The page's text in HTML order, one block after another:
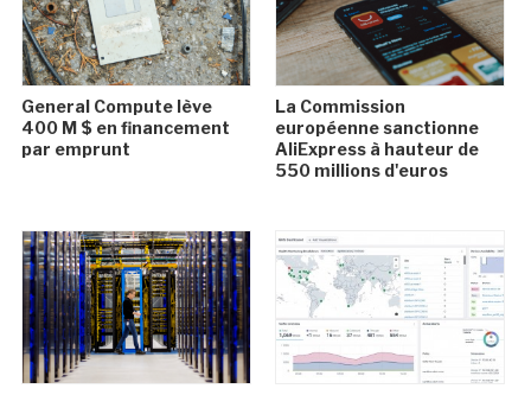
General Compute lève
400 M $ en financement
par emprunt
La Commission
européenne sanctionne
AliExpress à hauteur de
550 millions d'euros